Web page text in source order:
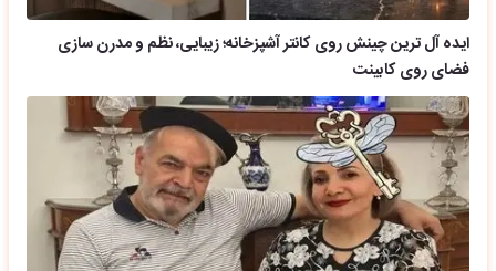
ایده آل ترین چینش روی کانتر آشپزخانه؛ زیبایی، نظم و مدرن سازی
فضای روی کابینت